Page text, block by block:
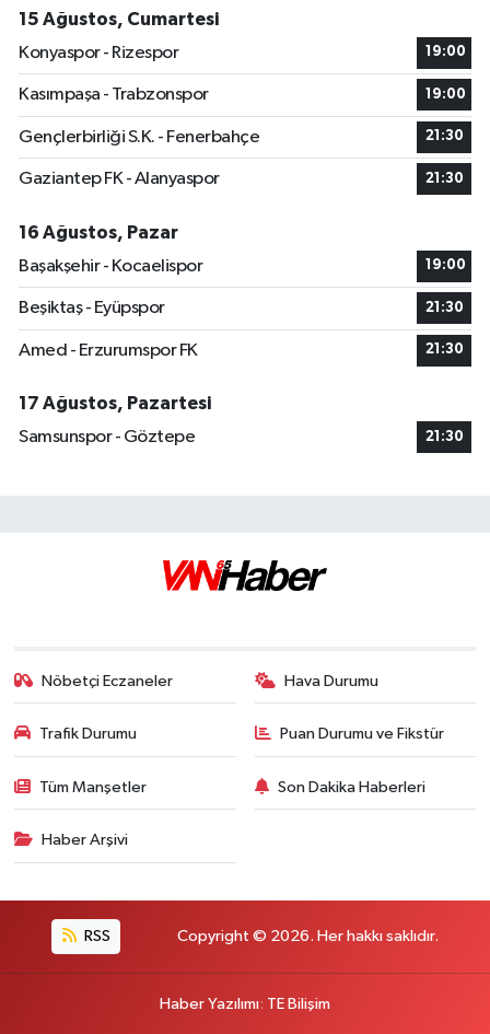
15 Ağustos, Cumartesi
Konyaspor - Rizespor
19:00
Kasımpaşa - Trabzonspor 19:00
Gençlerbirliği S.K. - Fenerbahçe 21:30
Gaziantep FK - Alanyaspor 21:30
16 Ağustos, Pazar
Başakşehir - Kocaelispor
19:00
Beşiktaş - Eyüpspor 21:30
Amed - Erzurumspor FK 21:30
17 Ağustos, Pazartesi
Samsunspor - Göztepe
21:30
Nöbetçi Eczaneler Hava Durumu
Trafik Durumu Puan Durumu ve Fikstür
Tüm Manşetler Son Dakika Haberleri
Haber Arşivi
RSS Copyright © 2026. Her hakkı saklıdır.
Haber Yazılımı: TE Bilişim